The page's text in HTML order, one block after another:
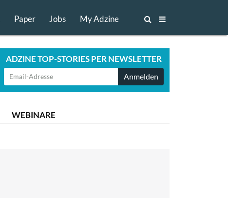
Paper Jobs My Adzine
ADZINE TOP-STORIES PER NEWSLETTER
Anmelden
WEBINARE